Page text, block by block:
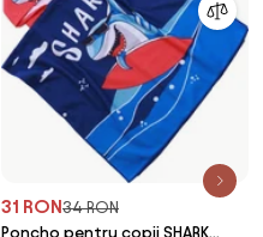
31 RON34 RON
Poncho pentru copii SHARK